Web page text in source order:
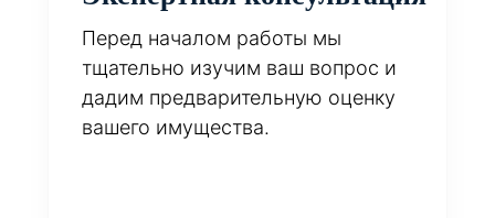
Перед началом работы мы
тщательно изучим ваш вопрос и
дадим предварительную оценку
вашего имущества.